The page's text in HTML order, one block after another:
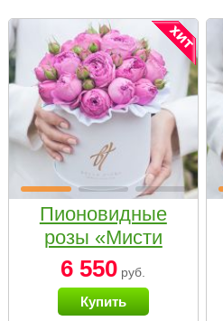
Пионовидные
розы «Мисти
бабблс» в белой
коробке Small
6 550 руб.
Купить